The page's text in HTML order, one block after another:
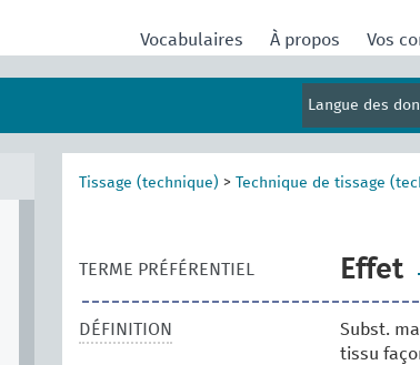
Vocabulaires À propos Vos
Langue des
Tissage (technique) > Technique de tissage
TERME PRÉFÉRENTIEL Effet
DÉFINITION
Subst.
tissu